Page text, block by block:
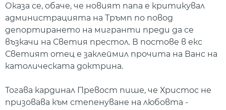
Оказа се, обаче, че новият папа е критикувал
администрацията на Тръмп по повод
депортирането на мигранти преди да се
възкачи на Светия престол. В постове в екс
Светият отец е заклеймил прочита на Ванс на
католическата доктрина.
Тогава кардинал Превост пише, че Христос не
призовава към степенуване на любовта -